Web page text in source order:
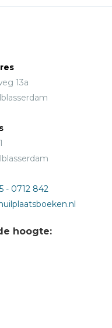
13a
- 0712 842
hoogte: